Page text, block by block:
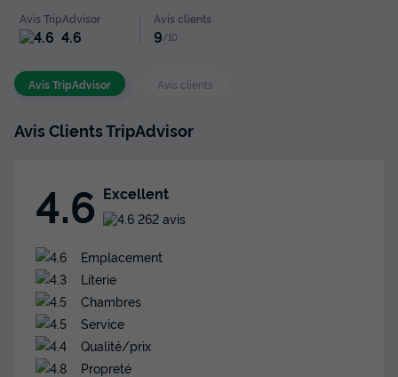
Meilleur prix pour 7 nuits
295,74 €
Voir les disponibilités
Mobilhome 4 personnes - Cottage
Rocamadour
Avis TripAdvisor
4.6
Avis clients
9/10
Avis TripAdvisor Avis clients
Avis Clients TripAdvisor
4.6 Excellent
262 avis
Emplacement
Literie
Chambres
Service
Qualité/prix
Propreté